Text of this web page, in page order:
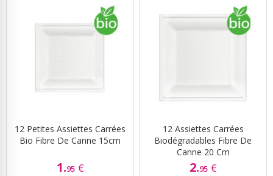
12 Petites Assiettes Carrées
Bio Fibre De Canne 15cm
1.95 €
12 Assiettes Carrées
Biodégradables Fibre De
Canne 20 Cm
2.95 €